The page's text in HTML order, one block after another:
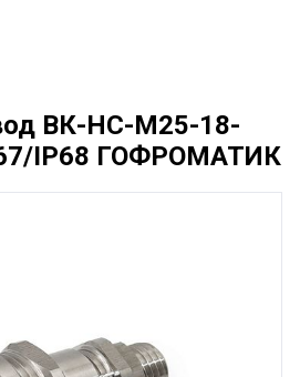
ВК-НС-М25-18-
IP68 ГОФРОМАТИК